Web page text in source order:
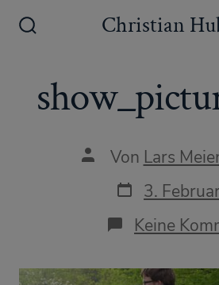
Inhalt
Christian
Autor
Beitrags
Von Lars
Datum
des
Beitrags
3.
Keine